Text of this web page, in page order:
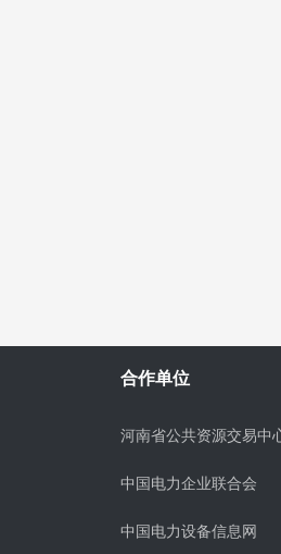
合作单位
河南省公共资源交易中
中国电力企业联合会
中国电力设备信息网